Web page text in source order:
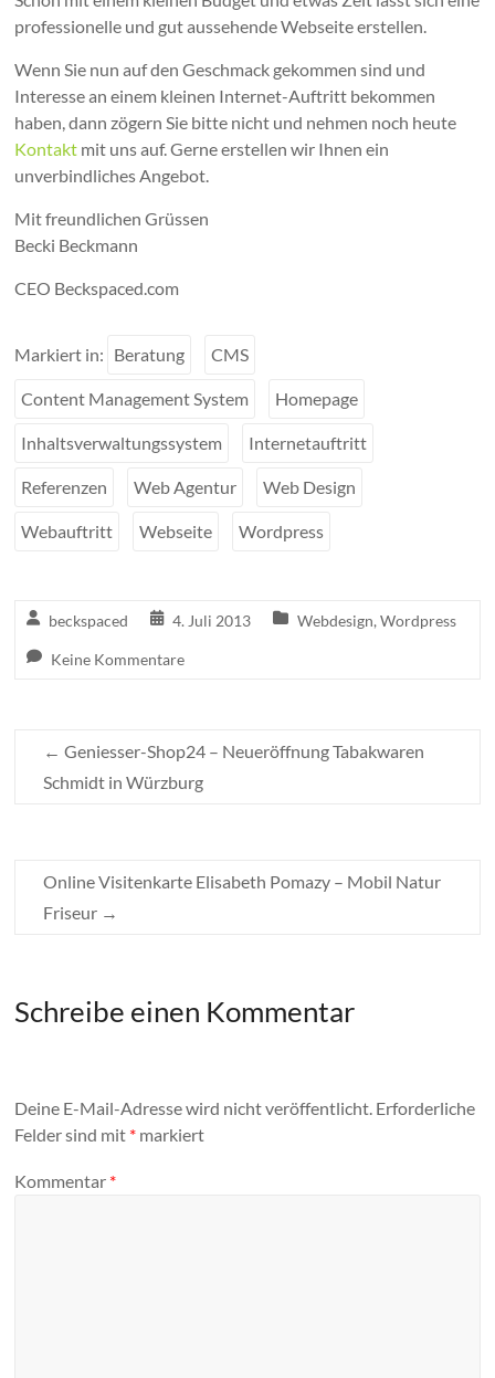
professionelle und gut aussehende Webseite erstellen.
Wenn Sie nun auf den Geschmack gekommen sind und
Interesse an einem kleinen Internet-Auftritt bekommen
haben, dann zögern Sie bitte nicht und nehmen noch heute
Kontakt mit uns auf. Gerne erstellen wir Ihnen ein
unverbindliches Angebot.
Mit freundlichen Grüssen
Becki Beckmann
CEO Beckspaced.com
Markiert in: Beratung CMS
Content Management System Homepage
Inhaltsverwaltungssystem Internetauftritt
Referenzen Web Agentur Web Design
Webauftritt Webseite Wordpress
beckspaced 4. Juli 2013 Webdesign,Wordpress
Keine Kommentare
← Geniesser-Shop24 – Neueröffnung Tabakwaren
Schmidt in Würzburg
Online Visitenkarte Elisabeth Pomazy – Mobil Natur
Friseur →
Schreibe einen Kommentar
Deine E-Mail-Adresse wird nicht veröffentlicht. Erforderliche
Felder sind mit * markiert
Kommentar *